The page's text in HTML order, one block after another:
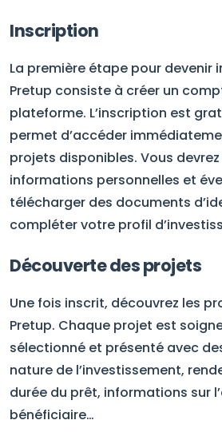
Inscription
La première étape pour devenir
Pretup consiste à créer un
plateforme. L’inscription est
permet d’accéder
projets disponibles. Vous
informations personnelles et
télécharger des documents
compléter votre profil
Découverte des projets
Une fois inscrit, découvrez les
Pretup. Chaque projet est
sélectionné et présenté avec
nature de l’investissement,
durée du prêt, informations sur
bénéficiaire…